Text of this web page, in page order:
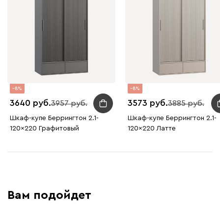
8
3640 3957
Шкаф-купе Беррингтон 2.1-
120x220 Графитовый
8
3573 3885
Шкаф-купе Беррингтон 2.1-
120x220 Латте
Вам подойдет